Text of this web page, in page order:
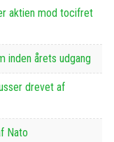
aktien mod tocifret
inden årets udgang
drevet af
Nato